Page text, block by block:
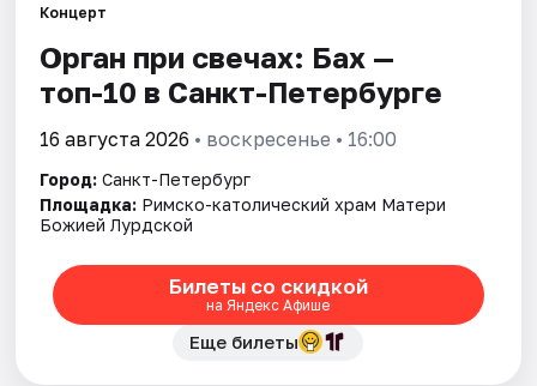
Города
Площадки
Рейтинги
Концерт
Орган при свечах: Бах —
топ-10 в Санкт-Петербурге
16 августа 2026 • воскресенье • 16:00
Город: Санкт-Петербург
Площадка: Римско-католический храм Матери
Божией Лурдской
Билеты со скидкой
на Яндекс Афише
Еще билеты